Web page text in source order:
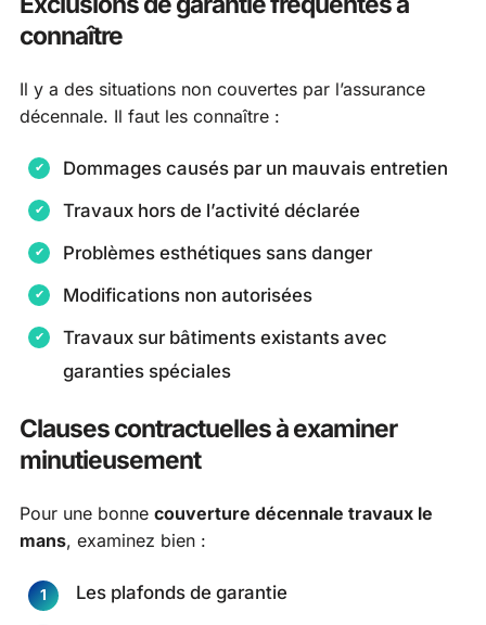
connaître
Il y a des situations non couvertes par l’assurance
décennale. Il faut les connaître :
Dommages causés par un mauvais entretien
Travaux hors de l’activité déclarée
Problèmes esthétiques sans danger
Modifications non autorisées
Travaux sur bâtiments existants avec
garanties spéciales
Clauses contractuelles à examiner
minutieusement
Pour une bonne couverture décennale travaux le
mans, examinez bien :
Les plafonds de garantie